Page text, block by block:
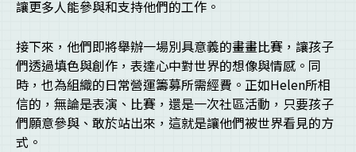
讓更多人能參與和支持他們的工作。
接下來，他們即將舉辦一場別具意義的畫畫比賽，讓孩子
們透過填色與創作，表達心中對世界的想像與情感。同
時，也為組織的日常營運籌募所需經費。正如Helen所相
信的，無論是表演、比賽，還是一次社區活動，只要孩子
們願意參與、敢於站出來，這就是讓他們被世界看見的方
式。